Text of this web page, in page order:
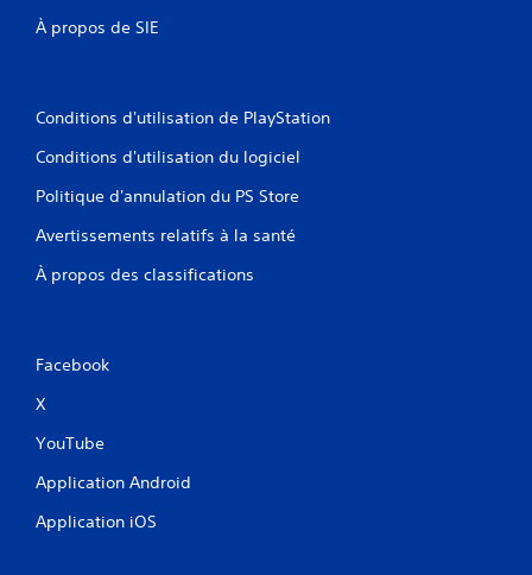
À propos de SIE
Conditions d'utilisation de PlayStation
Conditions d'utilisation du logiciel
Politique d'annulation du PS Store
Avertissements relatifs à la santé
À propos des classifications
Facebook
X
YouTube
Application Android
Application iOS